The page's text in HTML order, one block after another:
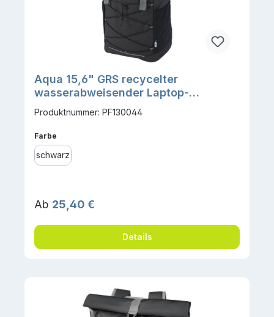
Aqua 15,6" GRS recycelter
wasserabweisender Laptop-
Rucksack 23 L
Produktnummer: PF130044
Farbe
schwarz
Regulärer Preis:
Ab 25,40 €
Details